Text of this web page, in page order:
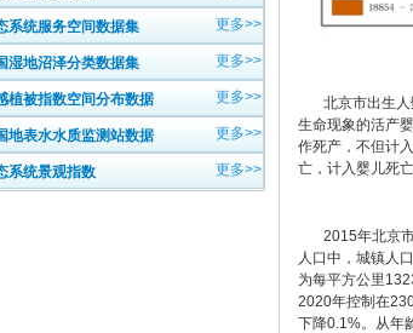
系统服务空间数据集 更多>>
湿地沼泽分类数据集 更多>>
植被指数空间分布数据 更多>>
地表水水质监测站数据 更多>>
系统景观指数 更多>>
北京市出生人
生命现象的活产
作死产，不但计
亡，计入婴儿死亡
2015年北京市
人口中，城镇人
为每平方公里
2020年控制在
下降0.1%。从年